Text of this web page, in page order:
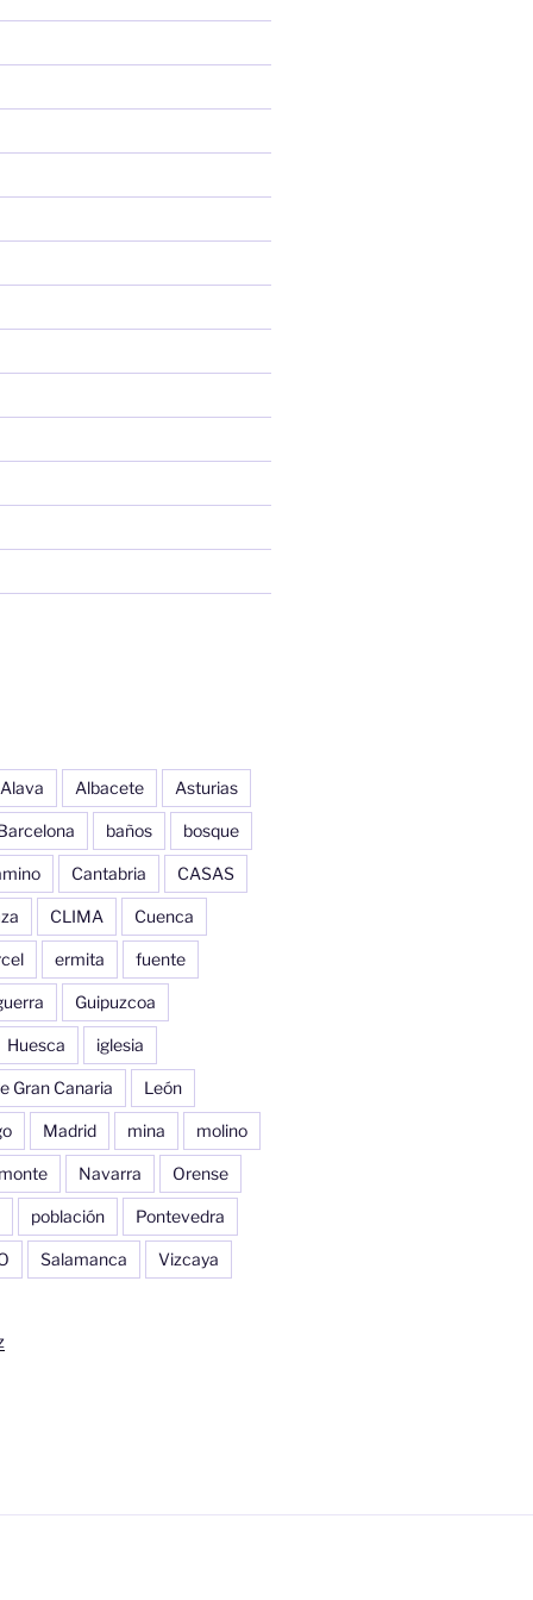
Alava Albacete Asturias
baños bosque
Cantabria CASAS
CLIMA Cuenca
ermita fuente
Guipuzcoa
Huesca iglesia
Gran Canaria León
Madrid mina molino
monte Navarra Orense
población Pontevedra
Salamanca Vizcaya